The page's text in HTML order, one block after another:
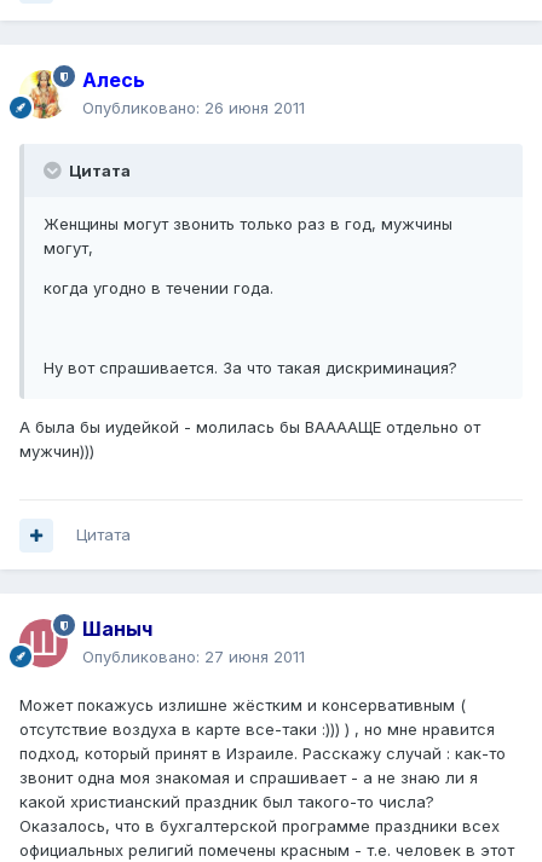
Алесь
Опубликовано: 26 июня 2011
Цитата
Женщины могут звонить только раз в год, мужчины
могут,
когда угодно в течении года.
Ну вот спрашивается. За что такая дискриминация?
А была бы иудейкой - молилась бы ВААААЩЕ отдельно от
мужчин)))
Цитата
Шаныч
Опубликовано: 27 июня 2011
Может покажусь излишне жёстким и консервативным (
отсутствие воздуха в карте все-таки :))) ) , но мне нравится
подход, который принят в Израиле. Расскажу случай : как-то
звонит одна моя знакомая и спрашивает - а не знаю ли я
какой христианский праздник был такого-то числа?
Оказалось, что в бухгалтерской программе праздники всех
официальных религий помечены красным - т.е. человек в этот